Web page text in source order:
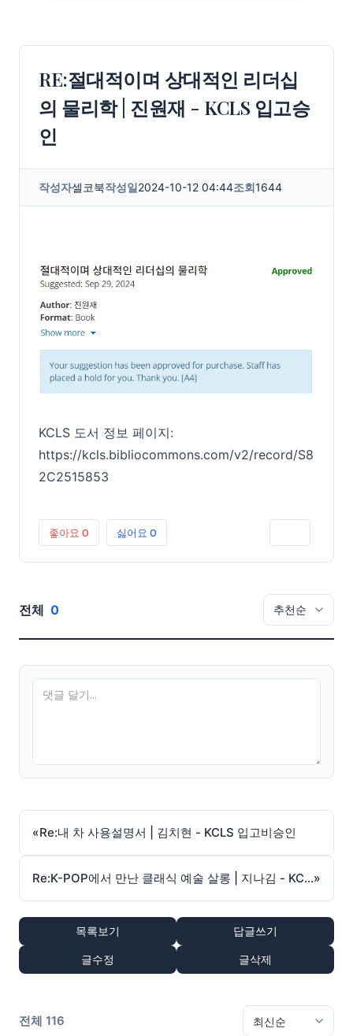
RE:절대적이며 상대적인 리더십
의 물리학 | 진원재 - KCLS 입고승
인
작성자셀코북작성일2024-10-12 04:44조회1644
KCLS 도서 정보 페이지:
https://kcls.bibliocommons.com/v2/record/S8
2C2515853
좋아요 0 싫어요 0
전체 0
«Re:내 차 사용설명서 | 김치현 - KCLS 입고비승인
Re:K-POP에서 만난 클래식 예술 살롱 | 지나김 - KCLS 입고승인»
목록보기 답글쓰기
글수정 글삭제
전체 116